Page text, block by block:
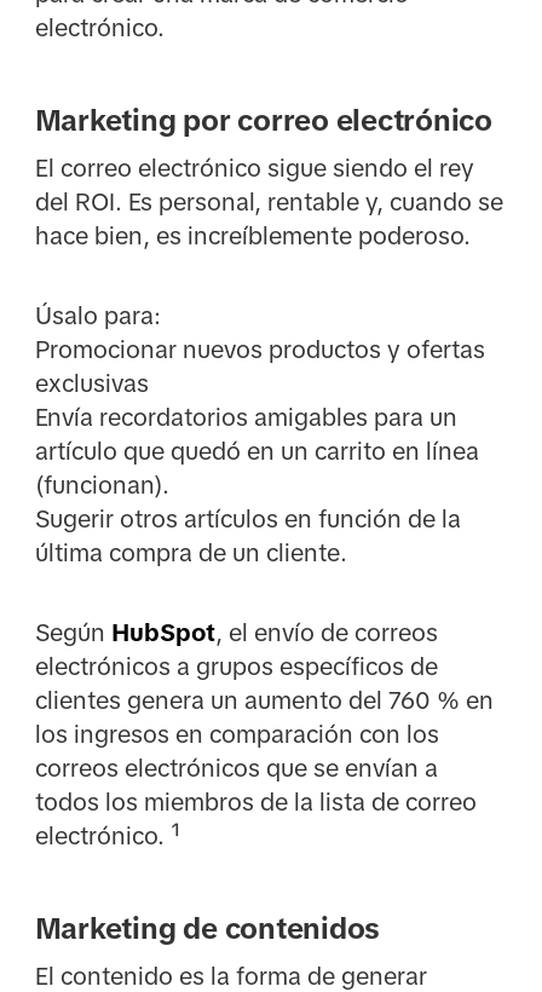
electrónico.
Marketing por correo electrónico
El correo electrónico sigue siendo el rey
del ROI. Es personal, rentable y, cuando se
hace bien, es increíblemente poderoso.
Úsalo para:
Promocionar nuevos productos y ofertas
exclusivas
Envía recordatorios amigables para un
artículo que quedó en un carrito en línea
(funcionan).
Sugerir otros artículos en función de la
última compra de un cliente.
Según HubSpot, el envío de correos
electrónicos a grupos específicos de
clientes genera un aumento del 760 % en
los ingresos en comparación con los
correos electrónicos que se envían a
todos los miembros de la lista de correo
electrónico. ¹
Marketing de contenidos
El contenido es la forma de generar